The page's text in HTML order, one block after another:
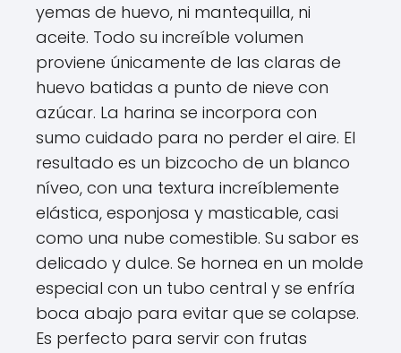
yemas de huevo, ni mantequilla, ni
aceite. Todo su increíble volumen
proviene únicamente de las claras de
huevo batidas a punto de nieve con
azúcar. La harina se incorpora con
sumo cuidado para no perder el aire. El
resultado es un bizcocho de un blanco
níveo, con una textura increíblemente
elástica, esponjosa y masticable, casi
como una nube comestible. Su sabor es
delicado y dulce. Se hornea en un molde
especial con un tubo central y se enfría
boca abajo para evitar que se colapse.
Es perfecto para servir con frutas